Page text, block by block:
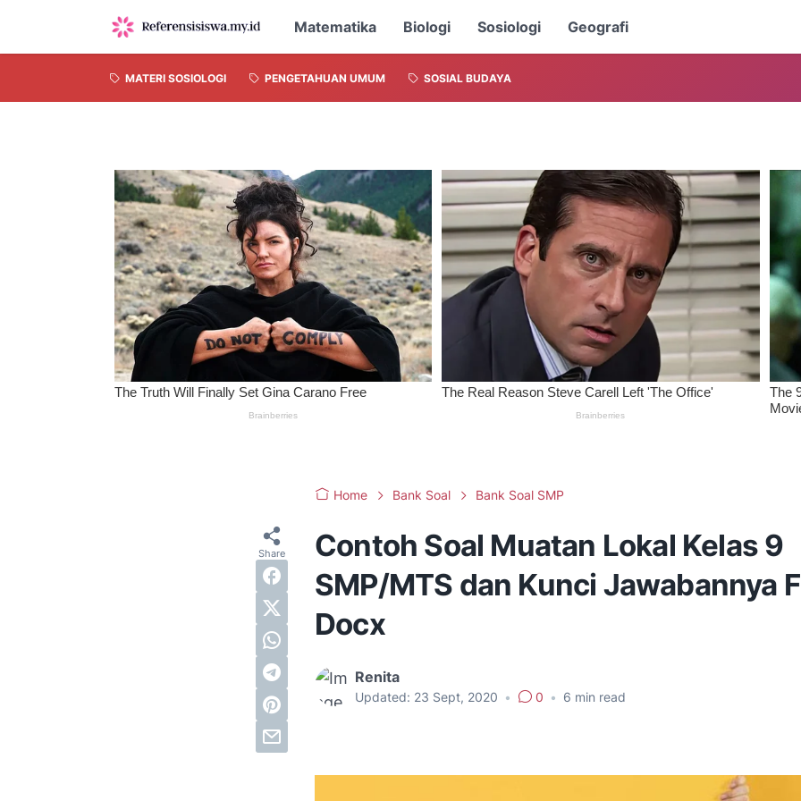
Matematika Biologi Sosiologi Geografi
MATERI SOSIOLOGI PENGETAHUAN UMUM SOSIAL BUDAYA
Home Bank Soal Bank Soal SMP
Contoh Soal Muatan Lokal Kelas 9
SMP/MTS dan Kunci Jawabannya
Docx
Renita
Updated: 23 Sept, 2020 • 0 • 6 min read